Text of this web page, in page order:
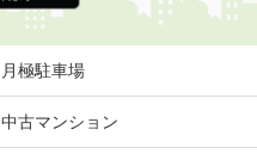
月極駐車場
中古マンション